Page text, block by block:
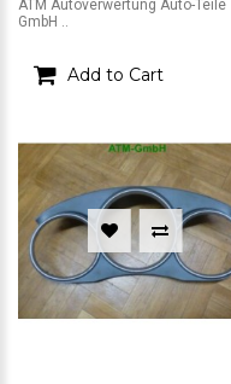
ATM Autoverwertung Auto-Teile
GmbH ..
Add to Cart